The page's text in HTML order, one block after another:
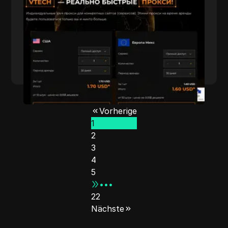
alles für ihre Kunden tun!
Mehr lesen
Vorherige
1
2
3
4
5
•••
22
Nächste